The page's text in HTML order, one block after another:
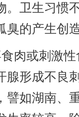
。卫生习惯
的产生创
或刺激性
腺形成不良
譬如湖南、